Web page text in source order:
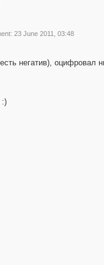
23 June 2011, 03:48
негатив), оцифровал
:)